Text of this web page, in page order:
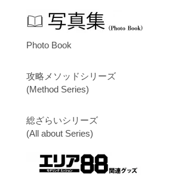
Photo Book
攻略メソッドシリーズ
(Method Series)
総ざらいシリーズ
(All about Series)